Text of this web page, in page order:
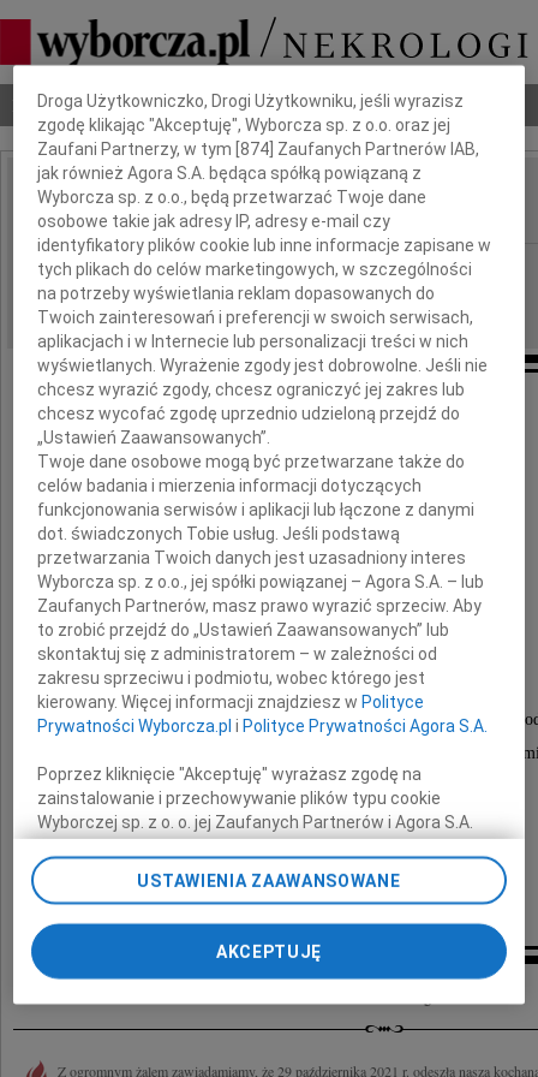
Nekrologi Odeszli Poradnik pogrzebowy
IMIĘ I NAZWISKO: Wanda Faczyńska
REGION: Gdańsk
DATA EMISJI: 05.11.2021
Z ogromnym żalem zawiadamiamy,
że 29 października 2021 r. odeszła
nasza kochana Mama, Babcia i Prababcia
dr n. med.
Wanda Faczyńska
Ostatnie pożegnanie odbędzie się 8 listopada 2021r. o
przy grobie rodzinnym w głównej alej Cmentarza
Pogrożone w smutku
Dzieci, wnuki i prawnuki
Kondolencje
Z ogromnym żalem zawiadamiamy, że 29 października 2021 r. odeszła nasza
Dbamy o Twoją prywatność
Droga Użytkowniczko, Drogi Użytkowniku, jeśli wyrazisz
zgodę klikając "Akceptuję", Wyborcza sp. z o.o. oraz jej
Zaufani Partnerzy, w tym [874 ] Zaufanych Partnerów IAB,
jak również Agora S.A. będąca spółką powiązaną z
Wyborcza sp. z o.o., będą przetwarzać Twoje dane
osobowe takie jak adresy IP, adresy e-mail czy
identyfikatory plików cookie lub inne informacje zapisane w
tych plikach do celów marketingowych, w szczególności
na potrzeby wyświetlania reklam dopasowanych do
Twoich zainteresowań i preferencji w swoich serwisach,
aplikacjach i w Internecie lub personalizacji treści w nich
wyświetlanych. Wyrażenie zgody jest dobrowolne. Jeśli nie
chcesz wyrazić zgody, chcesz ograniczyć jej zakres lub
chcesz wycofać zgodę uprzednio udzieloną przejdź do
„Ustawień Zaawansowanych”.
Twoje dane osobowe mogą być przetwarzane także do
celów badania i mierzenia informacji dotyczących
funkcjonowania serwisów i aplikacji lub łączone z danymi
dot. świadczonych Tobie usług. Jeśli podstawą
przetwarzania Twoich danych jest uzasadniony interes
Wyborcza sp. z o.o., jej spółki powiązanej – Agora S.A. – lub
Zaufanych Partnerów, masz prawo wyrazić sprzeciw. Aby
to zrobić przejdź do „Ustawień Zaawansowanych” lub
skontaktuj się z administratorem – w zależności od
zakresu sprzeciwu i podmiotu, wobec którego jest
kierowany. Więcej informacji znajdziesz w Polityce
Prywatności Wyborcza.pl i Polityce Prywatności Agora S.A.
Poprzez kliknięcie "Akceptuję" wyrażasz zgodę na
zainstalowanie i przechowywanie plików typu cookie
Wyborczej sp. z o. o. jej Zaufanych Partnerów i Agora S.A.
chwili zmienić swoje preferencje dot. plików cookie,
ponownie wywołując narzędzie do zarządzania Twoimi
preferencjami dot. przetwarzania danych poprzez
odnośnik „Ustawienia prywatności” w stopce serwisu i
przechodząc do sekcji „Ustawienia zaawansowane”.
My, nasi Zaufani Partnerzy i Agora S.A. możemy
USTAWIENIA ZAAWANSOWANE
AKCEPTUJĘ